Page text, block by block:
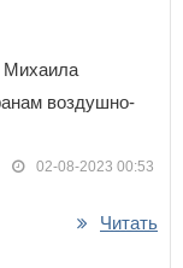
Михаила
воздушно-
02-08-2023 00:53
Читать